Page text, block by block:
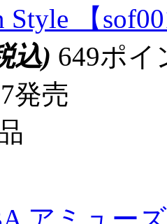
Style 【
込) 649ポ
発売